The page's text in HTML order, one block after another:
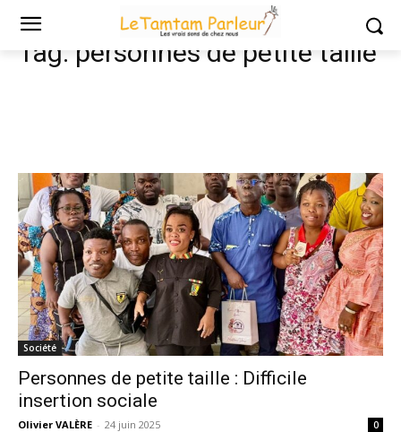
Tags Personnes de petite taille
Tag: personnes de petite taille
Société
Personnes de petite taille : Difficile
insertion sociale
Olivier VALÈRE - 24 juin 2025 0